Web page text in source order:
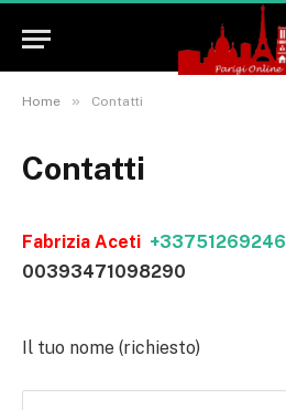
Home » Contatti
Contatti
Fabrizia Aceti +33751269246
00393471098290
Il tuo nome (richiesto)